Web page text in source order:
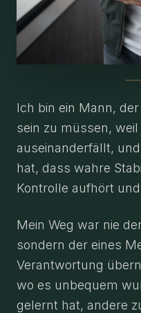
Ich bin ein Mann,
sein zu müssen,
auseinanderfällt,
hat, dass wahre
Kontrolle aufhört
Mein Weg war nie
sondern der eines
Verantwortung
wo es unbequem
gelernt hat, andere